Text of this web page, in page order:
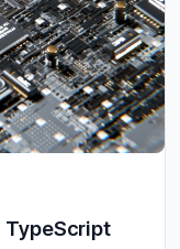
TypeScript